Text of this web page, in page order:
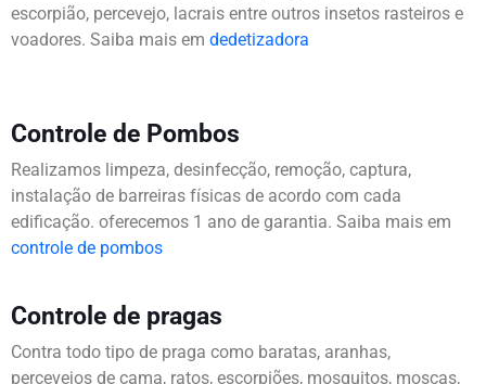
escorpião, percevejo, lacrais entre outros insetos rasteiros e
voadores. Saiba mais em dedetizadora
Controle de Pombos
Realizamos limpeza, desinfecção, remoção, captura,
instalação de barreiras físicas de acordo com cada
edificação. oferecemos 1 ano de garantia. Saiba mais em
controle de pombos
Controle de pragas
Contra todo tipo de praga como baratas, aranhas,
percevejos de cama, ratos, escorpiões, mosquitos, moscas,